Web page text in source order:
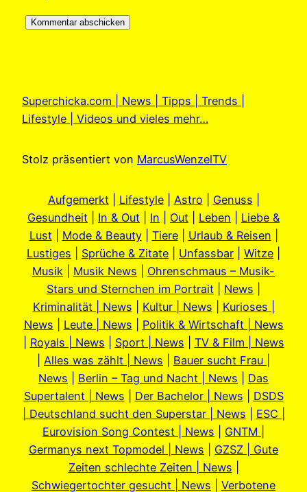
Superchicka.com | News | Tipps | Trends |
Lifestyle | Videos und vieles mehr…
Stolz präsentiert von MarcusWenzelTV
Aufgemerkt| Lifestyle| Astro Genuss
Gesundheit
In & Out In Out Leben
Liebe &
Lust| Mode & Beauty| Tiere| Urlaub & Reisen
Lustiges
Sprüche & Zitate Unfassbar Witze
Musik
Musik News
Ohrenschmaus – Musik-
Stars und Sternchen im Portrait
News
Kriminalität | News
Kultur | News
Kurioses |
News
Leute | News
Politik & Wirtschaft | News
Royals | News Sport | News
TV & Film | News
Alles was zählt | News
Bauer sucht Frau |
News
Berlin – Tag und Nacht | News
Das
Supertalent | News
Der Bachelor | News
DSDS
| Deutschland sucht den Superstar | News
ESC |
Eurovision Song Contest | News
GNTM |
Germanys next Topmodel | News
GZSZ | Gute
Zeiten schlechte Zeiten | News
Schwiegertochter gesucht | News
Verbotene